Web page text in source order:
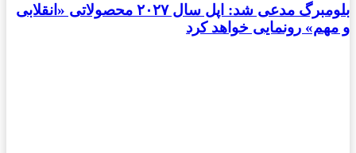
بلومبرگ مدعی شد: اپل سال ۲۰۲۷ محصولاتی «انقلابی
و مهم» رونمایی خواهد کرد